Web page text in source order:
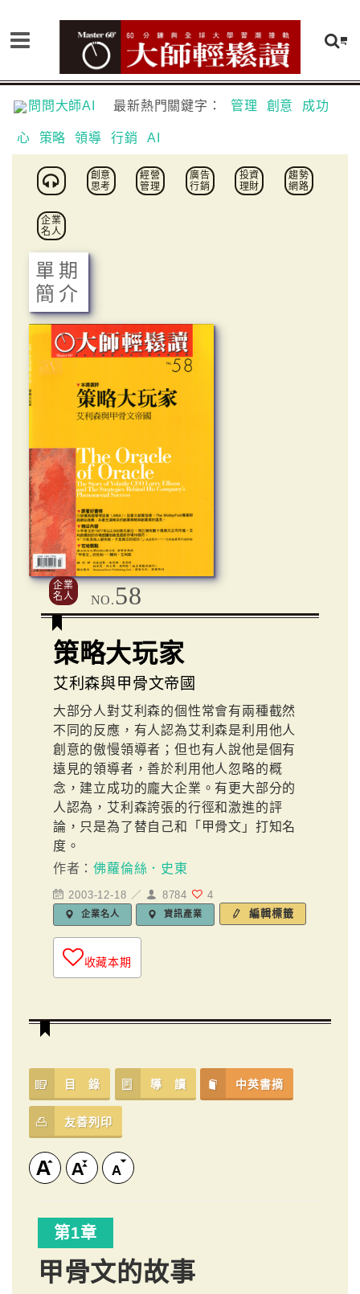
問問大師AI 最新熱門關鍵字： 管理 創意 成功
心 策略 領導 行銷 AI
創意
思考
經營
管理
廣告
行銷
投資
理財
趨勢
網路
企業
名人
單期
簡介
企業
名人
NO. 58
策略大玩家
艾利森與甲骨文帝國
大部分人對艾利森的個性常會有兩種截然
不同的反應，有人認為艾利森是利用他人
創意的傲慢領導者；但也有人說他是個有
遠見的領導者，善於利用他人忽略的概
念，建立成功的龐大企業。有更大部分的
人認為，艾利森誇張的行徑和激進的評
論，只是為了替自己和「甲骨文」打知名
度。
作者：佛蘿倫絲．史東
2003-12-18 ／ 8784 4
企業名人 資訊產業 編輯標籤
收藏本期
目 錄 導 讀 中英書摘
友善列印
第1章
甲骨文的故事